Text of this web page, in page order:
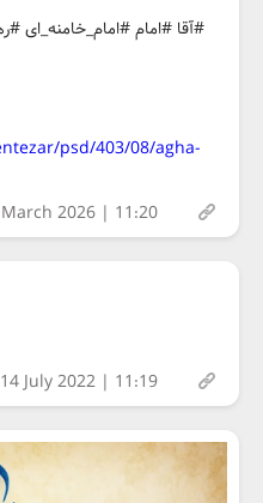
#آقا #امام #امام_خامنه_ای
psd/403/08/agha-
2026 | 11:20
14 July 2022 | 11:19